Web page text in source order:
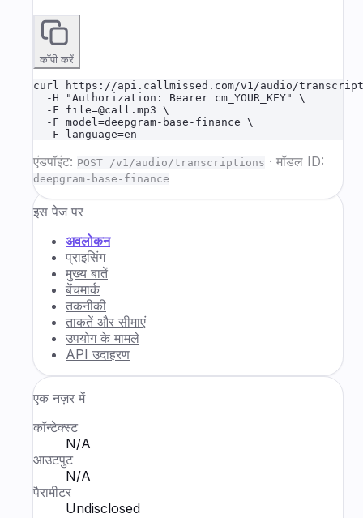
कॉपी करें
curl https://api.callmissed.com/v1/audio/
  -H "Authorization: Bearer cm_YOUR_KEY" \
  -F file=@call.mp3 \
  -F model=deepgram-base-finance \
  -F language=en
एंडपॉइंट: POST /v1/audio/transcriptions · मॉडल ID:
deepgram-base-finance
इस पेज पर
अवलोकन
प्राइसिंग
मुख्य बातें
बेंचमार्क
तकनीकी
ताकतें और सीमाएं
उपयोग के मामले
API उदाहरण
एक नज़र में
कॉन्टेक्स्ट
N/A
आउटपुट
N/A
पैरामीटर
Undisclosed